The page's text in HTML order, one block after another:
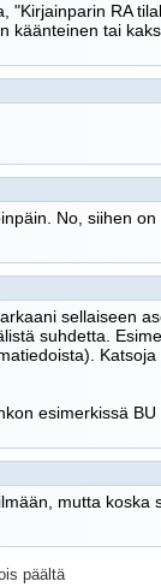
"Kirjainparin RA
käänteinen tai
No, siihen on
sellaiseen
suhdetta.
esimerkissä
mutta koska
päältä